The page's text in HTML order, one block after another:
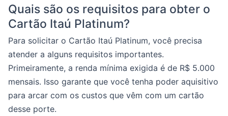
Quais são os requisitos para obter o
Cartão Itaú Platinum?
Para solicitar o Cartão Itaú Platinum, você precisa
atender a alguns requisitos importantes.
Primeiramente, a renda mínima exigida é de R$ 5.000
mensais. Isso garante que você tenha poder aquisitivo
para arcar com os custos que vêm com um cartão
desse porte.